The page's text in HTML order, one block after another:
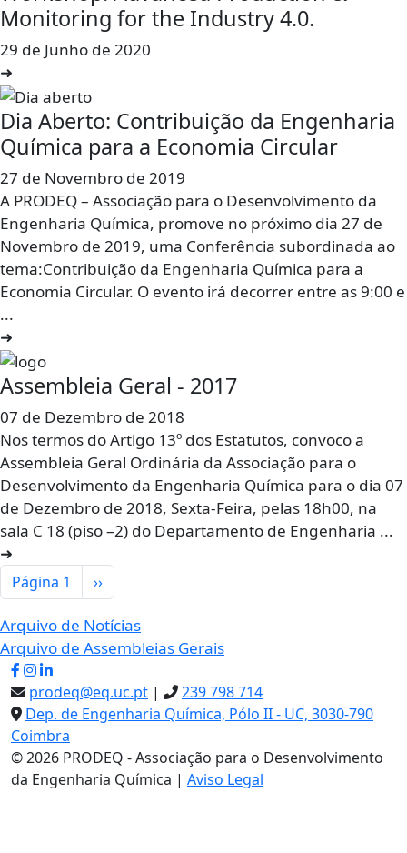
Monitoring for the Industry 4.0.
29 de Junho de 2020
➜
Dia Aberto: Contribuição da Engenharia
Química para a Economia Circular
27 de Novembro de 2019
A PRODEQ – Associação para o Desenvolvimento da
Engenharia Química, promove no próximo dia 27 de
Novembro de 2019, uma Conferência subordinada ao
tema:Contribuição da Engenharia Química para a
Economia Circular. O evento irá decorrer entre as 9:00 e
...
➜
Assembleia Geral - 2017
07 de Dezembro de 2018
Nos termos do Artigo 13º dos Estatutos, convoco a
Assembleia Geral Ordinária da Associação para o
Desenvolvimento da Engenharia Química para o dia 07
de Dezembro de 2018, Sexta-Feira, pelas 18h00, na
sala C 18 (piso –2) do Departamento de Engenharia ...
➜
Paginação
Página 1 Próxima página
››
Arquivo de Notícias
Arquivo de Assembleias Gerais
prodeq@eq.uc.pt |
239 798 714
Dep. de Engenharia Química, Pólo II - UC, 3030-790
Coimbra
© 2026 PRODEQ - Associação para o Desenvolvimento
da Engenharia Química | Aviso Legal